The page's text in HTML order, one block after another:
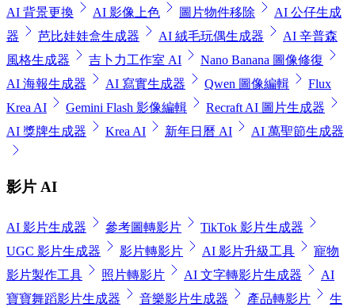
AI 背景更換
AI 影像上色 圖片物件移除
AI 公仔生成
器
芭比娃娃盒生成器 AI 絨毛玩偶生成器
AI 辛普森
風格生成器
吉卜力工作室 AI
Nano Banana 圖像修復
AI 海報生成器
AI 寫實生成器 Qwen 圖像編輯
Flux
Krea AI
Gemini Flash 影像編輯
Recraft AI 圖片生成器
AI 獎牌生成器
Krea AI 新年日曆 AI AI 萬聖節生成器
影片 AI
AI 影片生成器 參考圖轉影片
TikTok 影片生成器
UGC 影片生成器
影片轉影片 AI 影片升級工具
寵物
影片製作工具
照片轉影片 AI 文字轉影片生成器
AI
寶寶舞蹈影片生成器
音樂影片生成器 產品轉影片
生